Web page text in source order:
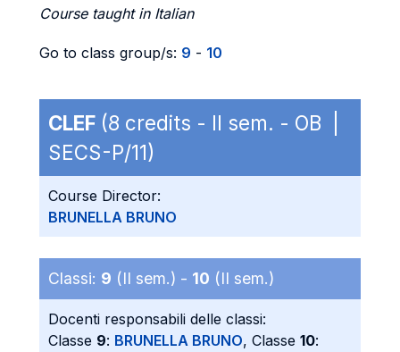
Course taught in Italian
Go to class group/s: 9 - 10
CLEF (8 credits - II sem. - OB |
SECS-P/11)
Course Director:
BRUNELLA BRUNO
Classi: 9 (II sem.) - 10 (II sem.)
Docenti responsabili delle classi:
Classe 9: BRUNELLA BRUNO, Classe 10: